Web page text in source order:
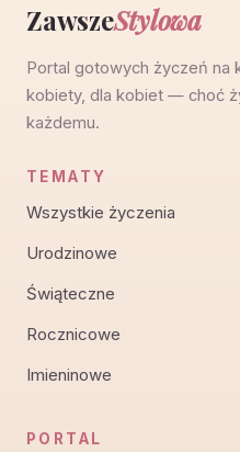
ZawszeStylowa
Portal gotowych życzeń na
kobiety, dla kobiet — choć
każdemu.
TEMATY
Wszystkie życzenia
Urodzinowe
Świąteczne
Rocznicowe
Imieninowe
PORTAL